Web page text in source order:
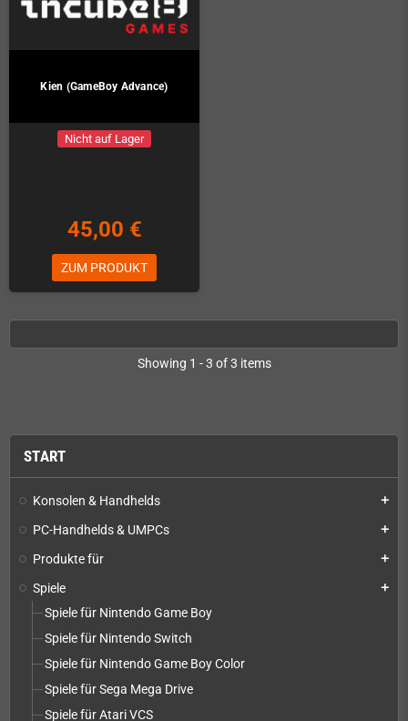
START
Konsolen & Handhelds add
PC-Handhelds & UMPCs add
Produkte für add
Spiele add
Spiele für Nintendo Game Boy
Spiele für Nintendo Switch
Spiele für Nintendo Game Boy Color
Spiele für Sega Mega Drive
Spiele für Atari VCS
Kien (GameBoy Advance)
Nicht auf Lager
45,00 €
ZUM PRODUKT
Showing 1 - 3 of 3 items